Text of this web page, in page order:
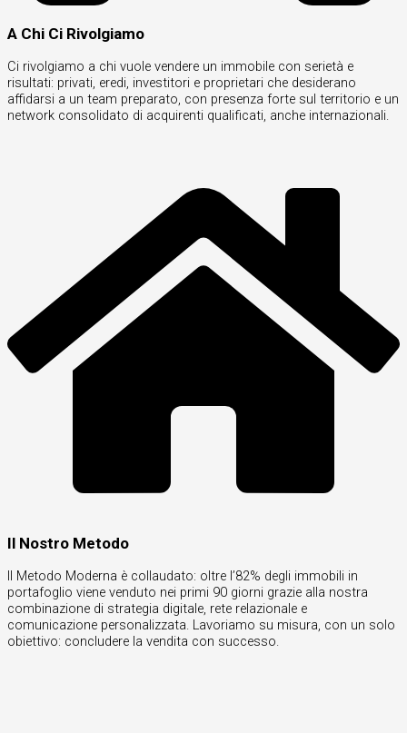
A Chi Ci Rivolgiamo
Ci rivolgiamo a chi vuole vendere un immobile con serietà e
risultati: privati, eredi, investitori e proprietari che desiderano
affidarsi a un team preparato, con presenza forte sul territorio e un
network consolidato di acquirenti qualificati, anche internazionali.
Il Nostro Metodo
Il Metodo Moderna è collaudato: oltre l’82% degli immobili in
portafoglio viene venduto nei primi 90 giorni grazie alla nostra
combinazione di strategia digitale, rete relazionale e
comunicazione personalizzata. Lavoriamo su misura, con un solo
obiettivo: concludere la vendita con successo.